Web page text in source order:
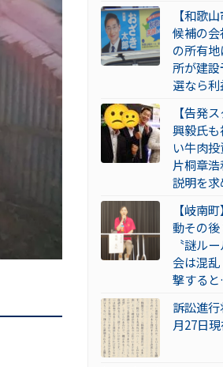
【和歌
候補の
の所有
所が建
選なら
【告発
興毅氏も
い牛肉
片桐章
説明を
【岐南
動その後
〝謎ル
会は混
撃する
訴訟進
月27日